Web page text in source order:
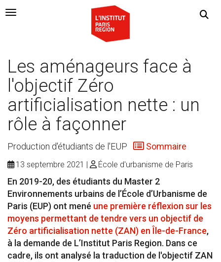
Navigation Toggle
Les aménageurs face à
l'objectif Zéro
artificialisation nette : un
rôle à façonner
Production d'étudiants de l'EUP Sommaire
13 septembre 2021 École d'urbanisme de Paris
En 2019-20, des étudiants du Master 2
Environnements urbains de l’École d’Urbanisme de
Paris (EUP) ont mené une première réflexion sur les
moyens permettant de tendre vers un objectif de
Zéro artificialisation nette (ZAN) en Île-de-France,
à la demande de L’Institut Paris Region. Dans ce
cadre, ils ont analysé la traduction de l'objectif ZAN